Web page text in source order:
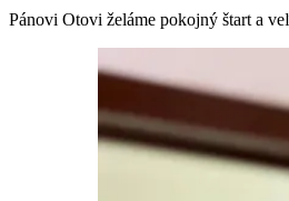
Pánovi Otovi želáme pokojný štart a